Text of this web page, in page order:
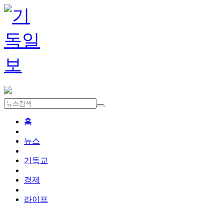
홈
뉴스
기독교
경제
라이프